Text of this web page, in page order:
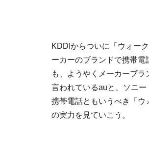
KDDIからついに「ウォー
ーカーのブランドで携帯
も、ようやくメーカーブ
言われているauと、ソニ
携帯電話ともいうべき「ウ
の実力を見ていこう。